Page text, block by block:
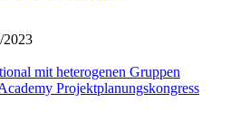
2023
mit heterogenen Gruppen
Projektplanungskongress